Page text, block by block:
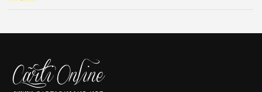
26,00 lei.